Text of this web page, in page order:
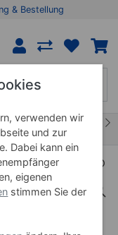
& Bestellung
19/32
und
verwenden wir
und zur
Dabei kann ein
eigenen
stimmen Sie der